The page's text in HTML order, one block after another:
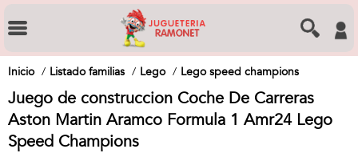
Inicio Listado familias Lego Lego speed champions
Juego de construccion Coche De Carreras
Aston Martin Aramco Formula 1 Amr24 Lego
Speed Champions